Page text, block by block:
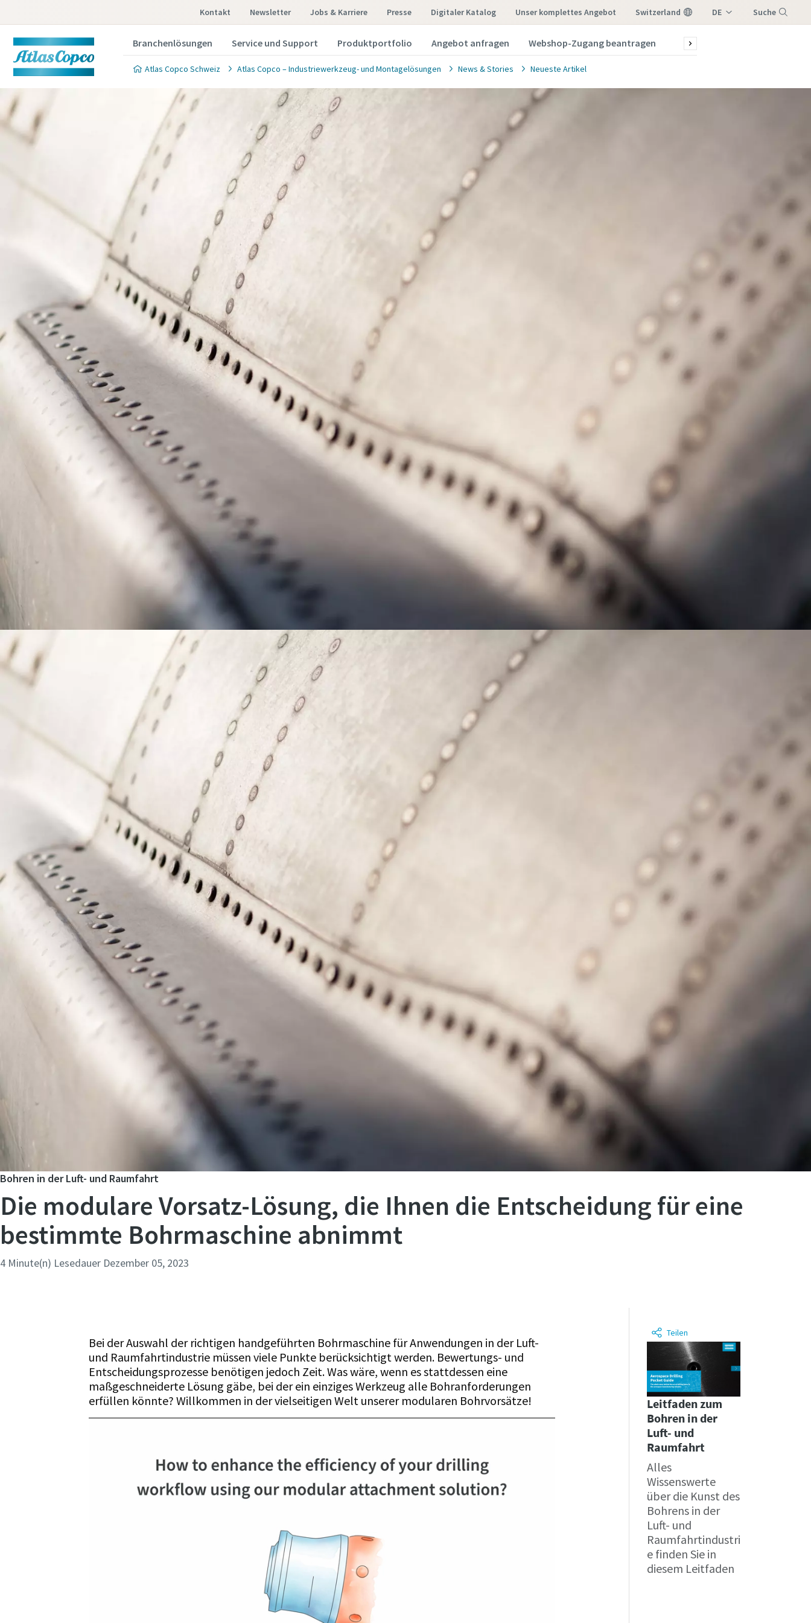
Kontakt Newsletter Jobs & Karriere Presse Digitaler Katalog Unser komplettes Angebot Switzerland DE Suche
Branchenlösungen Service und Support Produktportfolio Angebot anfragen Webshop-Zugang beantragen News & Stories
Atlas Copco Schweiz Atlas Copco – Industriewerkzeug- und Montagelösungen News & Stories Neueste Artikel
Bohren in der Luft- und Raumfahrt
Die modulare Vorsatz-Lösung, die Ihnen die Entscheidung für eine
bestimmte Bohrmaschine abnimmt
4 Minute(n) Lesedauer Dezember 05, 2023
Bei der Auswahl der richtigen handgeführten Bohrmaschine für Anwendungen in der Luft-
und Raumfahrtindustrie müssen viele Punkte berücksichtigt werden. Bewertungs- und
Entscheidungsprozesse benötigen jedoch Zeit. Was wäre, wenn es stattdessen eine
maßgeschneiderte Lösung gäbe, bei der ein einziges Werkzeug alle Bohranforderungen
erfüllen könnte? Willkommen in der vielseitigen Welt unserer modularen Bohrvorsätze!
Teilen
Leitfaden zum
Bohren in der
Luft- und
Raumfahrt
Alles
Wissenswerte
über die Kunst des
Bohrens in der
Luft- und
Raumfahrtindustri
e finden Sie in
diesem Leitfaden